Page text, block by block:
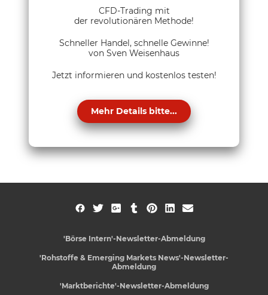
CFD-Trading mit
der revolutionären Methode!
Schneller Handel, schnelle Gewinne!
von Sven Weisenhaus
Jetzt informieren und kostenlos testen!
Mehr Details bitte...
'Börse Intern'-Newsletter-Abmeldung
'Rohstoffe & Emerging Markets News'-Newsletter-
Abmeldung
'Marktberichte'-Newsletter-Abmeldung